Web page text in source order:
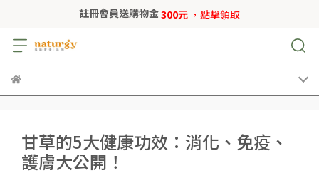
註冊會員送購物金300元 ，點擊領取
甘草的5大健康功效：消化、免疫、
護膚大公開！